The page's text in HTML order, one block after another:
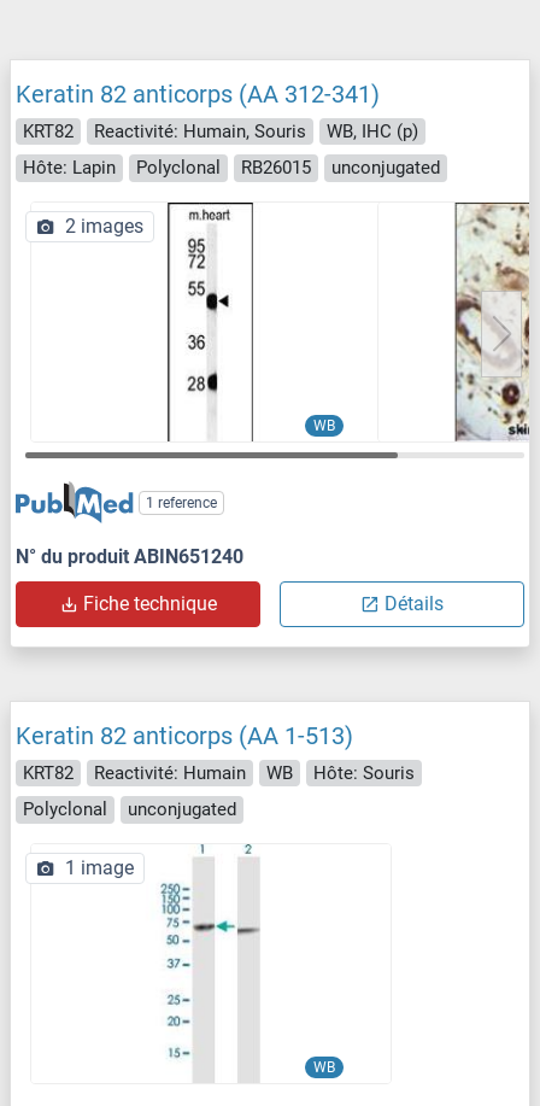
Keratin 82 anticorps (AA 312-341)
KRT82 Reactivité: Humain, Souris
WB, IHC (p)
Hôte: Lapin
Polyclonal RB26015 unconjugated
WB
2 images
1 reference
N° du produit ABIN651240
Fiche technique Détails
Keratin 82 anticorps (AA 1-513)
KRT82 Reactivité: Humain WB
Hôte: Souris
Polyclonal
unconjugated
WB
1 image